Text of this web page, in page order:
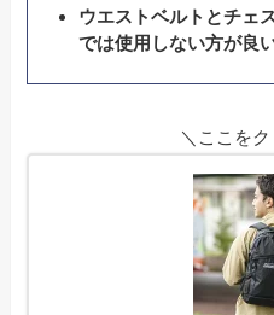
ウエストベルトとチェ
では使用しない方が良
＼ここを